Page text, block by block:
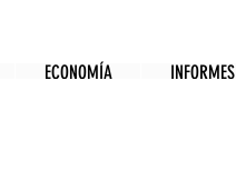
ECONOMÍA INFORMES